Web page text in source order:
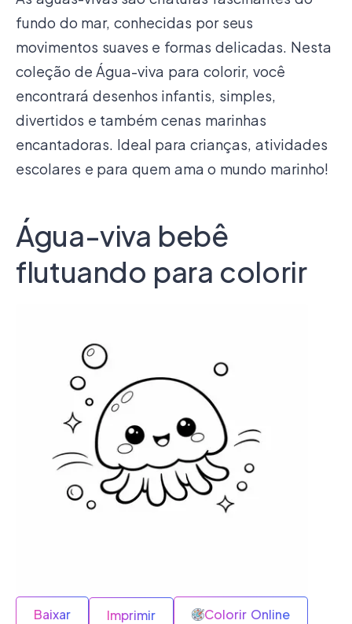
fundo do mar, conhecidas por seus
movimentos suaves e formas delicadas. Nesta
coleção de Água-viva para colorir, você
encontrará desenhos infantis, simples,
divertidos e também cenas marinhas
encantadoras. Ideal para crianças, atividades
escolares e para quem ama o mundo marinho!
Água-viva bebê
flutuando para colorir
Baixar Imprimir Colorir Online